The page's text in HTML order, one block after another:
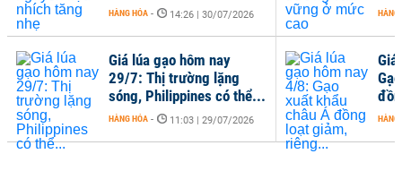
HÀNG
HÀNG HÓA - 14:26 | 30/07/2026
Giá lúa gạo hôm nay
29/7: Thị trường lặng
sóng, Philippines có thể...
HÀNG HÓA - 11:03 | 29/07/2026
HÀNG